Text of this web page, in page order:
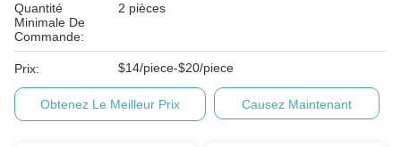
Quantité
Minimale De
Commande:
2 pièces
Prix: $14/piece-$20/piece
Obtenez Le Meilleur Prix Causez Maintenant